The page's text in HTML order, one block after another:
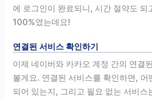
에 로그인이 완료되니, 시간 절약도 되
100%였는데요!
연결된 서비스 확인하기
이제 네이버와 카카오 계정 간의 연결
볼게요. 연결된 서비스를 확인하면, 어
되어 있는지, 그리고 필요 없는 서비스